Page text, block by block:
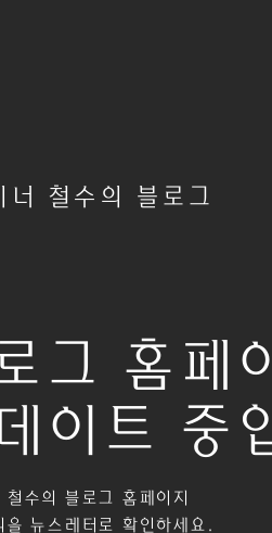
너 철수의 블로그
그 홈페
이트 중
철수의 블로그 홈페이지
을 뉴스레터로 확인하세요.